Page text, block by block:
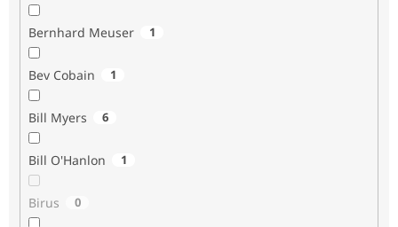
Bernhard Meuser 1
Bev Cobain 1
Bill Myers 6
Bill O'Hanlon 1
Birus 0